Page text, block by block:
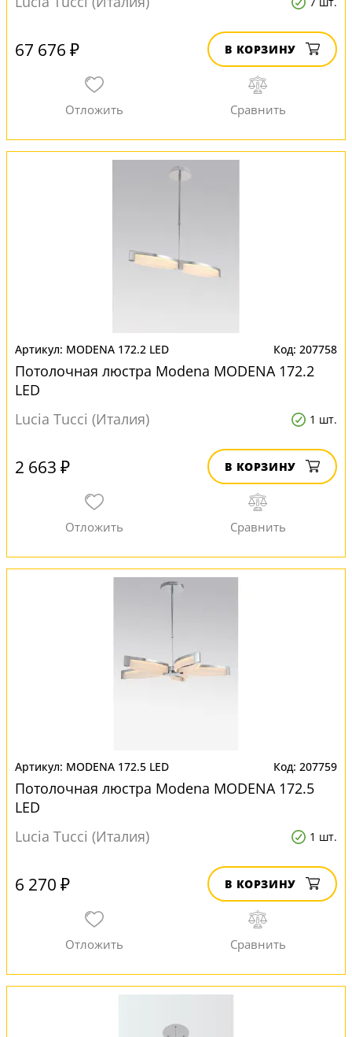
67 676 ₽ В КОРЗИНУ
MODENA 172.2 LED 207758
Потолочная люстра Modena MODENA 172.2
LED
Lucia Tucci (Италия)
1 шт.
2 663 ₽ В КОРЗИНУ
MODENA 172.5 LED 207759
Потолочная люстра Modena MODENA 172.5
LED
Lucia Tucci (Италия)
1 шт.
6 270 ₽ В КОРЗИНУ